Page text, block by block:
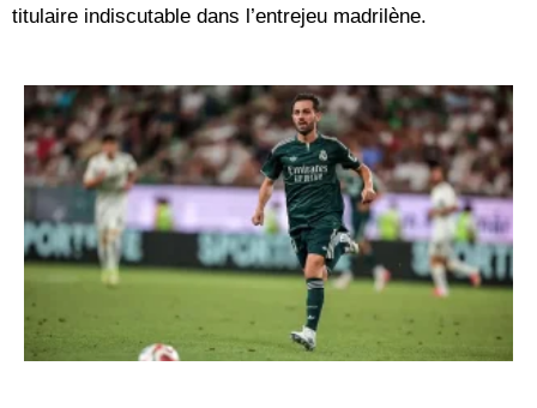
titulaire indiscutable dans l’entrejeu madrilène.